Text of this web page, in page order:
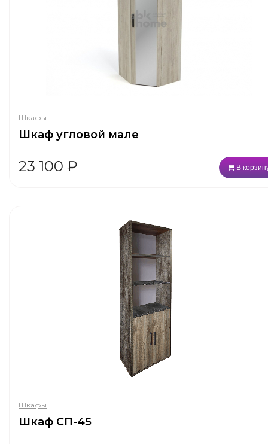
Шкафы
Шкаф угловой мале
23 100 ₽ В
Шкафы
Шкаф СП-45